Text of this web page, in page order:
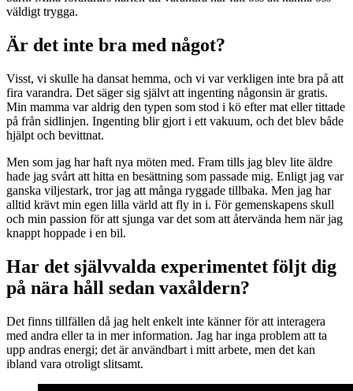
väldigt trygga.
Är det inte bra med något?
Visst, vi skulle ha dansat hemma, och vi var verkligen inte bra på att
fira varandra. Det säger sig självt att ingenting någonsin är gratis.
Min mamma var aldrig den typen som stod i kö efter mat eller tittade
på från sidlinjen. Ingenting blir gjort i ett vakuum, och det blev både
hjälpt och bevittnat.
Men som jag har haft nya möten med. Fram tills jag blev lite äldre
hade jag svårt att hitta en besättning som passade mig. Enligt jag var
ganska viljestark, tror jag att många ryggade tillbaka. Men jag har
alltid krävt min egen lilla värld att fly in i. För gemenskapens skull
och min passion för att sjunga var det som att återvända hem när jag
knappt hoppade i en bil.
Har det självvalda experimentet följt dig
på nära håll sedan vaxåldern?
Det finns tillfällen då jag helt enkelt inte känner för att interagera
med andra eller ta in mer information. Jag har inga problem att ta
upp andras energi; det är användbart i mitt arbete, men det kan
ibland vara otroligt slitsamt.